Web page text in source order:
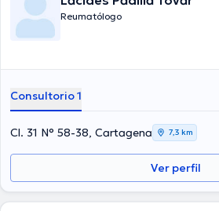
Reumatólogo
Consultorio 1
Cl. 31 N° 58-38, Cartagena 7,3 km
Ver perfil